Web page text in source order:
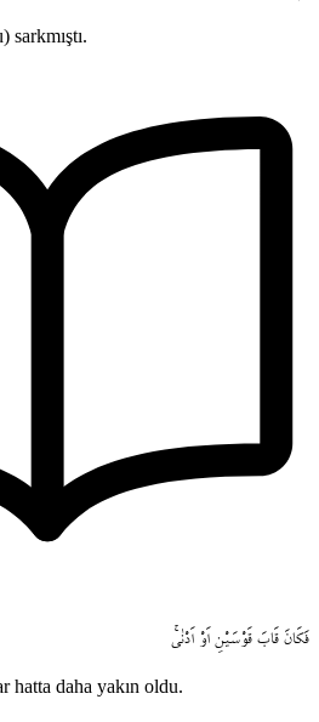
sarkmıştı.
فَكَانَ قَابَ قَوْسَيْنِ اَوْ اَدْنٰىۚ
hatta daha yakın oldu.